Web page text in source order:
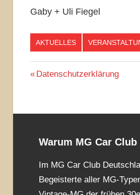
Gaby + Uli Fiegel
AKTUELLES
Vorheriger
Datenschutzerklärung
Warum MG Car Club
Im MG Car Club
Begeisterte aller MG-